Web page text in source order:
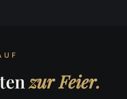
zur Feier.